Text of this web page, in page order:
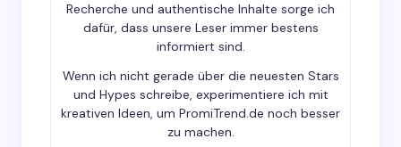
Save my name and email in this browser for the
Submit Comment
Recherche und authentische Inhalte sorge ich
dafür, dass unsere Leser immer bestens
informiert sind.
Wenn ich nicht gerade über die neuesten Stars
und Hypes schreibe, experimentiere ich mit
kreativen Ideen, um PromiTrend.de noch besser
zu machen.